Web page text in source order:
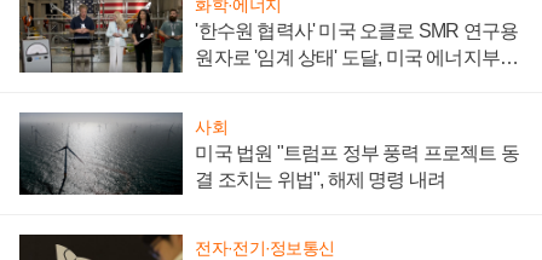
화학·에너지
'한수원 협력사' 미국 오클로 SMR 연구용
원자로 '임계 상태' 도달, 미국 에너지부
사회
미국 법원 "트럼프 정부 풍력 프로젝트 동
결 조치는 위법", 해제 명령 내려
전자·전기·정보통신